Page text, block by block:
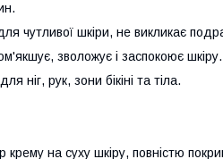
чутливої шкіри, не викликає
зволожує і заспокоює шкіру.
ніг, рук, зони бікіні та тіла.
крему на суху шкіру, повністю